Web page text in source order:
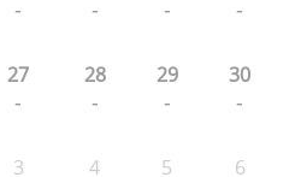
- - - -
27
-
28
-
29
-
30
-
3 4 5 6